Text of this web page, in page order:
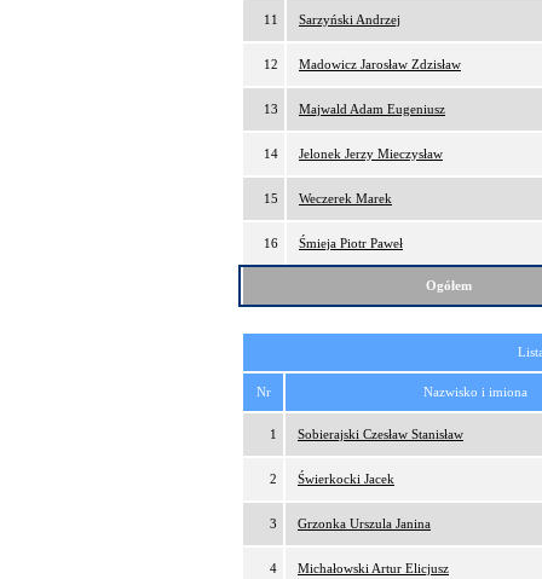
11 Sarzyński Andrzej
12 Madowicz Jarosław Zdzisław
13 Majwald Adam Eugeniusz
14 Jelonek Jerzy Mieczysław
15 Weczerek Marek
16 Śmieja Piotr Paweł
Ogółem
Nr Nazwisko i imiona
1 Sobierajski Czesław Stanisław
2 Świerkocki Jacek
3 Grzonka Urszula Janina
4 Michałowski Artur Elicjusz